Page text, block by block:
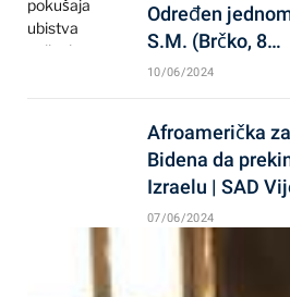
Određen
S.M. (Brčko, 8…
10/06/2024
Afroamerička
Bidena da
Izraelu | SAD
07/06/2024